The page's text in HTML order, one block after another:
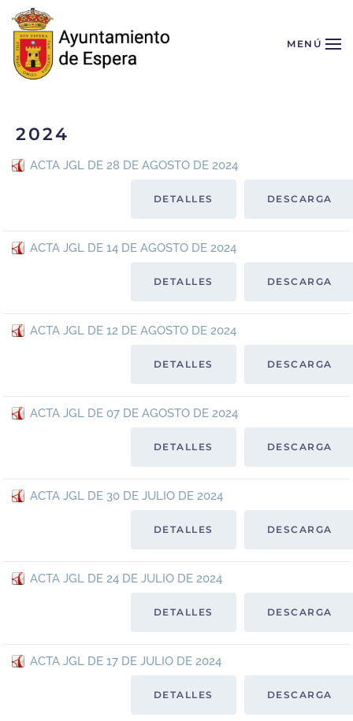
Skip to main content MENÚ
2024
ACTA JGL DE 28 DE AGOSTO DE 2024
DESCARGA
DETALLES
ACTA JGL DE 14 DE AGOSTO DE 2024
DESCARGA
DETALLES
ACTA JGL DE 12 DE AGOSTO DE 2024
DESCARGA
DETALLES
ACTA JGL DE 07 DE AGOSTO DE 2024
DESCARGA
DETALLES
ACTA JGL DE 30 DE JULIO DE 2024
DESCARGA
DETALLES
ACTA JGL DE 24 DE JULIO DE 2024
DESCARGA
DETALLES
ACTA JGL DE 17 DE JULIO DE 2024
DESCARGA
DETALLES